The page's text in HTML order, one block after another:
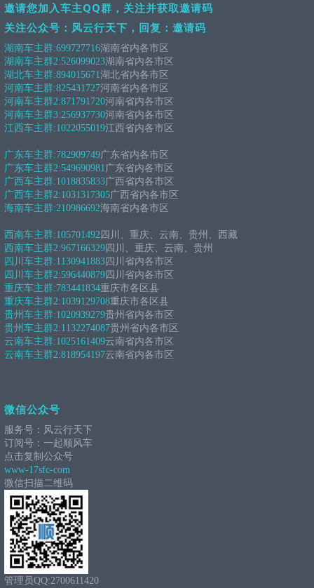
邀请您加入车主QQ群，关注并获取邀请码
关注公众号：风云行天下，回复：邀请码
湖南车主群:699727716湖南省内各市区
湖南车主群2:526099023湖南省内各市区
湖北车主群:894015671湖北省内各市区
河南车主群:825431727河南省内各市区
河南车主群2:871791720河南省内各市区
河南车主群3:256937730河南省内各市区
江西车主群:1022055019江西省内各市区
广东车主群:782909749广东省内各市区
广东车主群2:549690981广东省内各市区
广西车主群:1018835833广西省内各市区
广西车主群2:1031317305广西省内各市区
海南车主群:210986692海南省内各市区
西南车主群:105701492 四川、重庆、云南、贵州、西藏
西南车主群2:967166329 四川、重庆、云南、贵州
四川车主群:1130941883 四川省内各市区
四川车主群2:596440879 四川省内各市区
重庆车主群:783441834重庆市各区县
重庆车主群2:1039129708重庆市各区县
贵州车主群:1020939279贵州省内各市区
贵州车主群2:1132274087贵州省内各市区
云南车主群:1025161409云南省内各市区
云南车主群2:818954197云南省内各市区
微信公众号
服务号：风云行天下
订阅号：一起顺风车
点击复制公众号
www-17sfc-com
微信扫描二维码
管理员QQ:2700611420